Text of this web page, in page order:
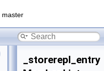
master
_storerepl_entry